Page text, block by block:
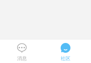

消息

社区